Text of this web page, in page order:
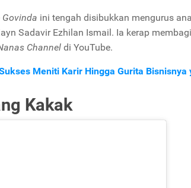
Govinda ini tengah disibukkan mengurus
Sadavir Ezhilan Ismail. Ia kerap
Channel di YouTube.
Meniti Karir Hingga Gurita
Kakak